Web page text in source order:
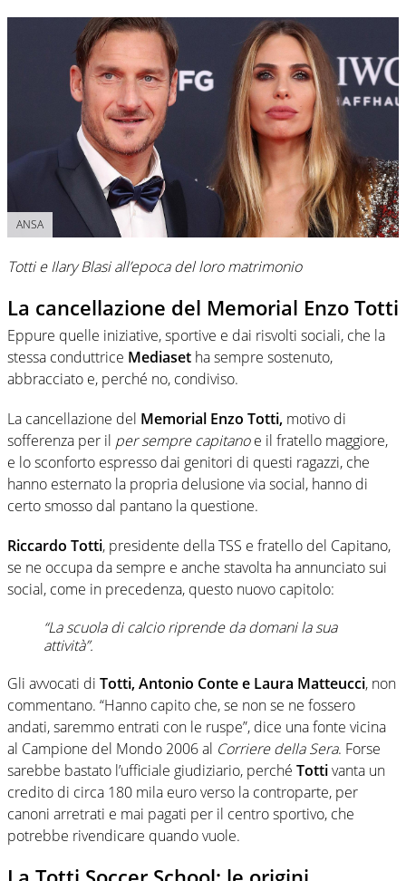
ANSA
Totti e Ilary Blasi all’epoca del loro matrimonio
La cancellazione del Memorial Enzo Totti
Eppure quelle iniziative, sportive e dai risvolti sociali, che la
stessa conduttrice Mediaset ha sempre sostenuto,
abbracciato e, perché no, condiviso.
La cancellazione del Memorial Enzo Totti, motivo di
sofferenza per il per sempre capitanoe il fratello maggiore,
e lo sconforto espresso dai genitori di questi ragazzi, che
hanno esternato la propria delusione via social, hanno di
certo smosso dal pantano la questione.
Riccardo Totti, presidente della TSS e fratello del Capitano,
se ne occupa da sempre e anche stavolta ha annunciato sui
social, come in precedenza, questo nuovo capitolo:
“La scuola di calcio riprende da domani la sua
attività”.
Gli avvocati di Totti, Antonio Conte e Laura Matteucci, non
commentano. “Hanno capito che, se non se ne fossero
andati, saremmo entrati con le ruspe”, dice una fonte vicina
al Campione del Mondo 2006 al Corriere della Sera. Forse
sarebbe bastato l’ufficiale giudiziario, perché Tottivanta un
credito di circa 180 mila euro verso la controparte, per
canoni arretrati e mai pagati per il centro sportivo, che
potrebbe rivendicare quando vuole.